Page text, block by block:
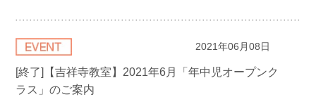
2021年06月08日
[終了]【吉祥寺教室】2021年6月「年中児オープンク
ラス」のご案内